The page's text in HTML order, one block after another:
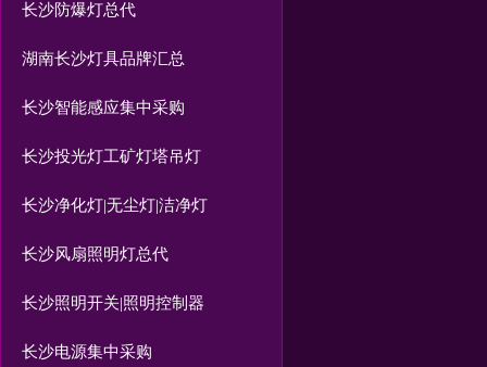
长沙防爆灯总代
湖南长沙灯具品牌汇总
长沙智能感应集中采购
长沙投光灯工矿灯塔吊灯
长沙净化灯|无尘灯|洁净灯
长沙风扇照明灯总代
长沙照明开关|照明控制器
长沙电源集中采购